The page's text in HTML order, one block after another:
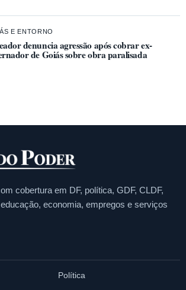
E ENTORNO
denuncia agressão após cobrar ex-
de Goiás sobre obra paralisada
cobertura em DF, política, GDF, CLDF,
economia, empregos e serviços
Política